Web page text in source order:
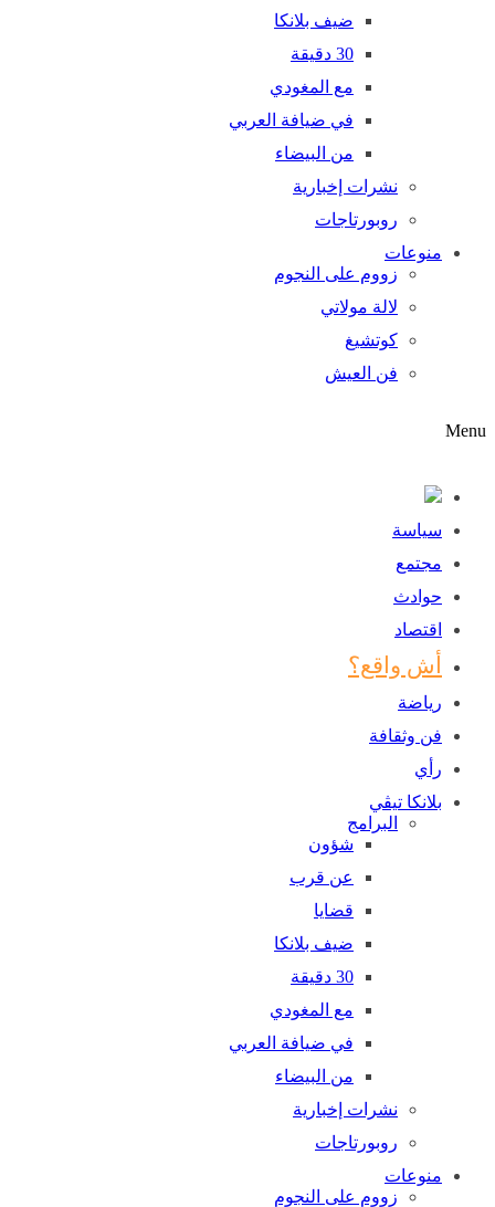
ضيف بلانكا
30 دقيقة
مع المغودي
في ضيافة العربي
من البيضاء
نشرات إخبارية
روبورتاجات
منوعات
زووم على النجوم
لالة مولاتي
كوتشيغ
فن العيش
سياسة
مجتمع
حوادث
اقتصاد
أش واقع؟
رياضة
فن وثقافة
رأي
بلانكا تيڤي
البرامج
شؤون
عن قرب
قضايا
ضيف بلانكا
30 دقيقة
مع المغودي
في ضيافة العربي
من البيضاء
نشرات إخبارية
روبورتاجات
منوعات
زووم على النجوم